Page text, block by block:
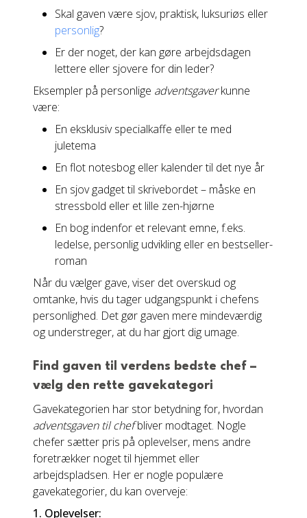
Skal gaven være sjov, praktisk, luksuriøs eller
personlig?
Er der noget, der kan gøre arbejdsdagen
lettere eller sjovere for din leder?
Eksempler på personlige adventsgaverkunne
være:
En eksklusiv specialkaffe eller te med
juletema
En flot notesbog eller kalender til det nye år
En sjov gadget til skrivebordet – måske en
stressbold eller et lille zen-hjørne
En bog indenfor et relevant emne, f.eks.
ledelse, personlig udvikling eller en bestseller-
roman
Når du vælger gave, viser det overskud og
omtanke, hvis du tager udgangspunkt i chefens
personlighed. Det gør gaven mere mindeværdig
og understreger, at du har gjort dig umage.
Find gaven til verdens bedste chef –
vælg den rette gavekategori
Gavekategorien har stor betydning for, hvordan
adventsgaven til chefbliver modtaget. Nogle
chefer sætter pris på oplevelser, mens andre
foretrækker noget til hjemmet eller
arbejdspladsen. Her er nogle populære
gavekategorier, du kan overveje:
1. Oplevelser: